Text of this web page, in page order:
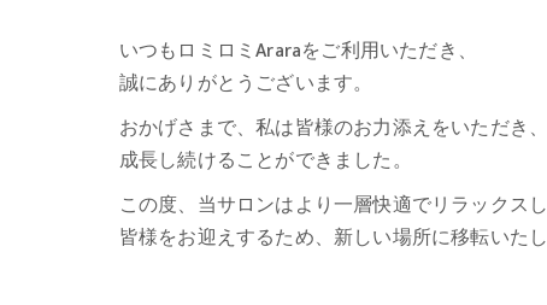
いつもロミロミAraraをご利用いただき、
誠にありがとうございます。
おかげさまで、私は皆様のお力添えをいただき、
成長し続けることができました。
この度、当サロンはより一層快適でリラックス
皆様をお迎えするため、新しい場所に移転いたし